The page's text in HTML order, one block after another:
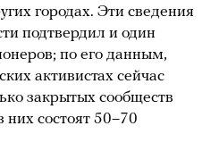
городах. Эти сведения
подтвердил и один
по его данным,
активистах сейчас
закрытых сообществ
них состоят 50–70